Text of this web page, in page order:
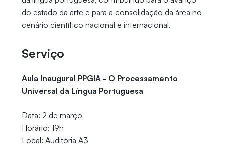
do estado da arte e para a consolidação da área no
cenário científico nacional e internacional.
Serviço
Aula Inaugural PPGIA - O Processamento
Universal da Língua Portuguesa
Data: 2 de março
Horário: 19h
Local: Auditória A3